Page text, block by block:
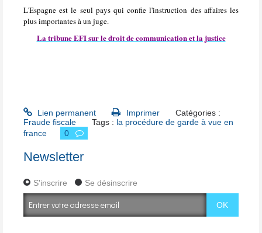
L'Espagne est le seul pays qui confie l'instruction des affaires les
plus importantes à un juge.
La tribune EFI sur le droit de communication et la justice
Lien permanent Imprimer
Catégories :
Fraude fiscale
Tags : la procédure de garde à vue en
france
0
Newsletter
S'inscrire Se désinscrire